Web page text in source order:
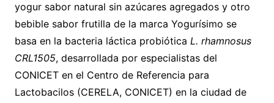
yogur sabor natural sin azúcares agregados y otro
bebible sabor frutilla de la marca Yogurísimo se
basa en la bacteria láctica probiótica L. rhamnosus
CRL1505, desarrollada por especialistas del
CONICET en el Centro de Referencia para
Lactobacilos (CERELA, CONICET) en la ciudad de